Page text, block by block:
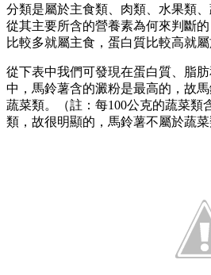
分類是屬於主食類、肉類、水果類
從其主要所含的營養素為何來判斷
比較多就屬主食，蛋白質比較高就
從下表中我們可發現在蛋白質、脂
中，馬鈴薯含的澱粉是最高的，故
蔬菜類。（註：每100公克的蔬菜類
類，故很明顯的，馬鈴薯不屬於蔬菜